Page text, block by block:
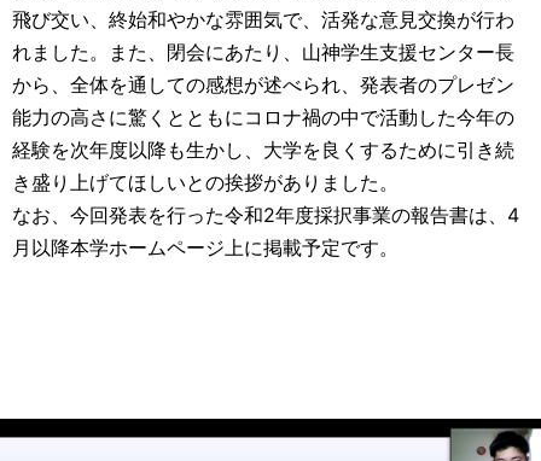
飛び交い、終始和やかな雰囲気で、活発な意見交換が行わ
れました。また、閉会にあたり、山神学生支援センター長
から、全体を通しての感想が述べられ、発表者のプレゼン
能力の高さに驚くとともにコロナ禍の中で活動した今年の
経験を次年度以降も生かし、大学を良くするために引き続
き盛り上げてほしいとの挨拶がありました。
なお、今回発表を行った令和2年度採択事業の報告書は、4
月以降本学ホームページ上に掲載予定です。